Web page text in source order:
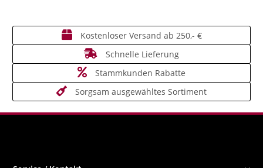
Kostenloser Versand ab 250,- €
Schnelle Lieferung
Stammkunden Rabatte
Sorgsam ausgewähltes Sortiment